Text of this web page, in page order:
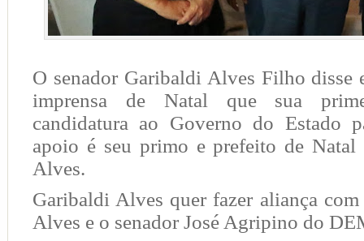
O senador Garibaldi Alves Filho disse
imprensa de Natal que sua
candidatura ao Governo do Estado
apoio é seu primo e prefeito de Natal
Alves.
Garibaldi Alves quer fazer aliança
Alves e o senador José Agripino do